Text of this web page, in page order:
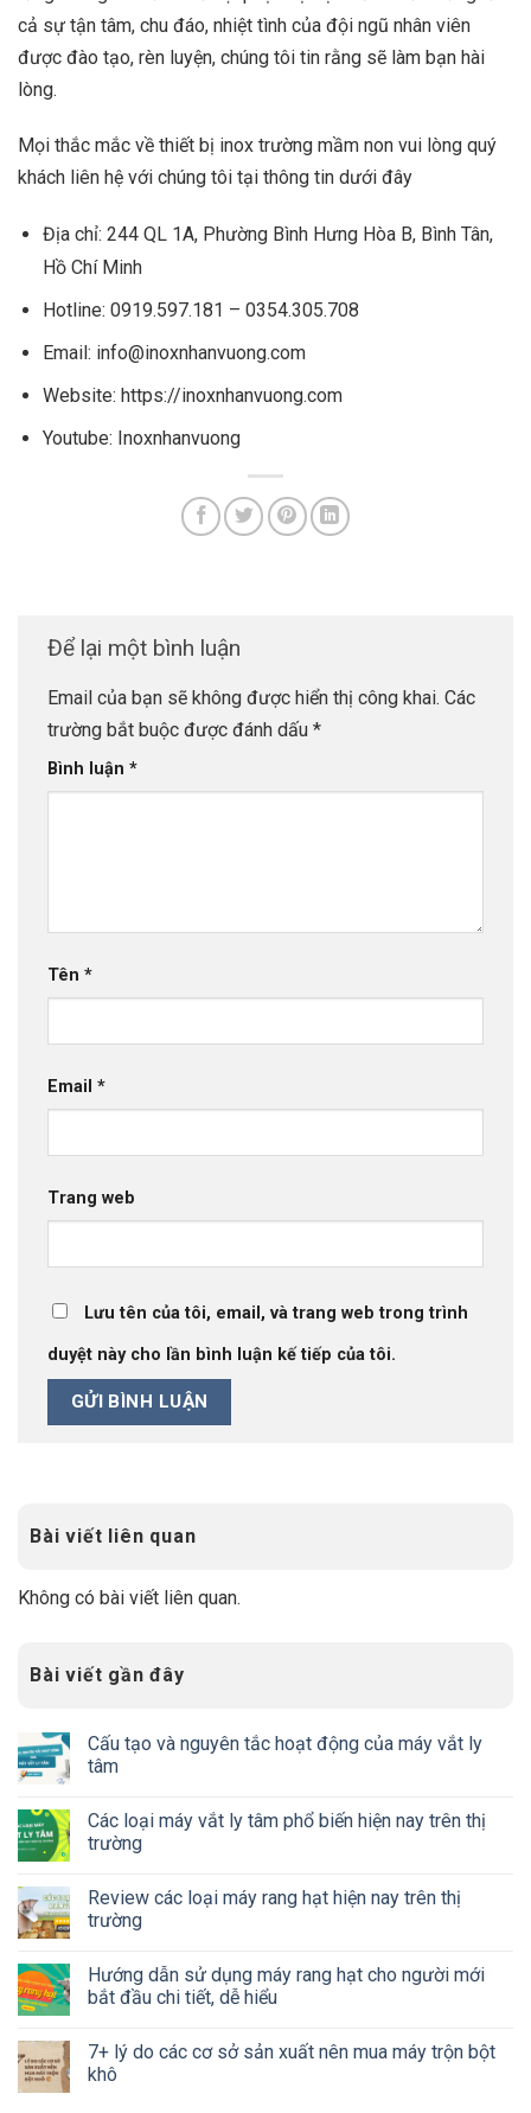
cả sự tận tâm, chu đáo, nhiệt tình của đội ngũ nhân viên
được đào tạo, rèn luyện, chúng tôi tin rằng sẽ làm bạn hài
lòng.
Mọi thắc mắc về thiết bị inox trường mầm non vui lòng quý
khách liên hệ với chúng tôi tại thông tin dưới đây
Địa chỉ: 244 QL 1A, Phường Bình Hưng Hòa B, Bình Tân,
Hồ Chí Minh
Hotline: 0919.597.181 – 0354.305.708
Email: info@inoxnhanvuong.com
Website: https://inoxnhanvuong.com
Youtube: Inoxnhanvuong
Để lại một bình luận
Email của bạn sẽ không được hiển thị công khai. Các
trường bắt buộc được đánh dấu *
Bình luận *
Tên *
Email *
Trang web
Lưu tên của tôi, email, và trang web trong trình
duyệt này cho lần bình luận kế tiếp của tôi.
Bài viết liên quan
Không có bài viết liên quan.
Bài viết gần đây
Cấu tạo và nguyên tắc hoạt động của máy vắt ly
tâm
Các loại máy vắt ly tâm phổ biến hiện nay trên thị
trường
Review các loại máy rang hạt hiện nay trên thị
trường
Hướng dẫn sử dụng máy rang hạt cho người mới
bắt đầu chi tiết, dễ hiểu
7+ lý do các cơ sở sản xuất nên mua máy trộn bột
khô